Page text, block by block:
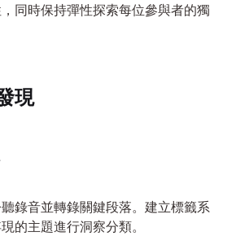
同時保持彈性探索每位參與者的獨
現
聽錄音並轉錄關鍵段落。建立標籤系
的主題進行洞察分類。